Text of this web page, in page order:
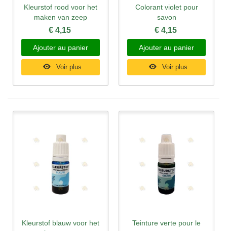
Kleurstof rood voor het
maken van zeep
€ 4,15
Ajouter au panier
Voir plus
Colorant violet pour
savon
€ 4,15
Ajouter au panier
Voir plus
Kleurstof blauw voor het
Teinture verte pour le